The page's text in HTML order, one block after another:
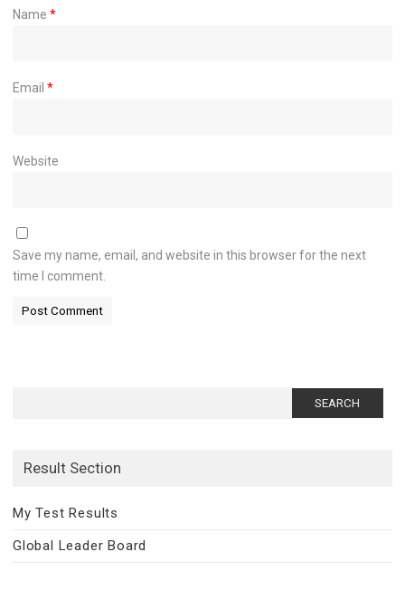
Name *
Email *
Website
Save my name, email, and website in this browser for the next
time I comment.
Result Section
My Test Results
Global Leader Board